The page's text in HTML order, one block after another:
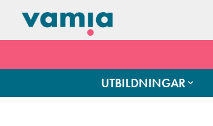
UTBILDNINGAR